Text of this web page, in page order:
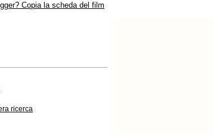
Copia la scheda del film
ricerca